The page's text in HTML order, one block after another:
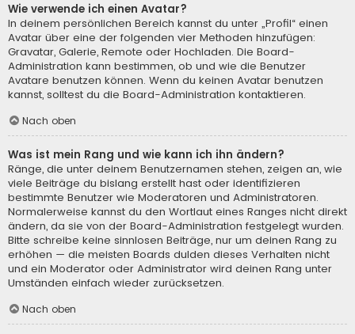
Wie verwende ich einen Avatar?
In deinem persönlichen Bereich kannst du unter „Profil“ einen
Avatar über eine der folgenden vier Methoden hinzufügen:
Gravatar, Galerie, Remote oder Hochladen. Die Board-
Administration kann bestimmen, ob und wie die Benutzer
Avatare benutzen können. Wenn du keinen Avatar benutzen
kannst, solltest du die Board-Administration kontaktieren.
Nach oben
Was ist mein Rang und wie kann ich ihn ändern?
Ränge, die unter deinem Benutzernamen stehen, zeigen an, wie
viele Beiträge du bislang erstellt hast oder identifizieren
bestimmte Benutzer wie Moderatoren und Administratoren.
Normalerweise kannst du den Wortlaut eines Ranges nicht direkt
ändern, da sie von der Board-Administration festgelegt wurden.
Bitte schreibe keine sinnlosen Beiträge, nur um deinen Rang zu
erhöhen — die meisten Boards dulden dieses Verhalten nicht
und ein Moderator oder Administrator wird deinen Rang unter
Umständen einfach wieder zurücksetzen.
Nach oben